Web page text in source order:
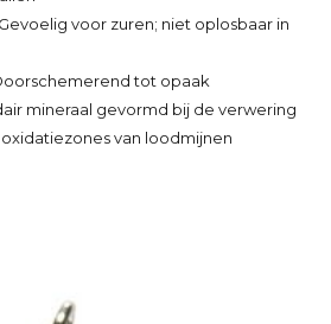
Gevoelig voor zuren; niet oplosbaar in
tot opaak
mineraal gevormd bij de verwering
van loodmijnen